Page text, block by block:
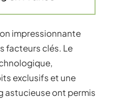
impressionnante
facteurs clés. Le
exclusifs et une
astucieuse ont permis